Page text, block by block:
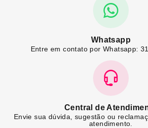
Whatsapp
Entre em contato por Whatsapp:
Central de
Envie sua dúvida, sugestão ou
atendimento.